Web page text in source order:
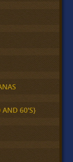
AND 60'S}